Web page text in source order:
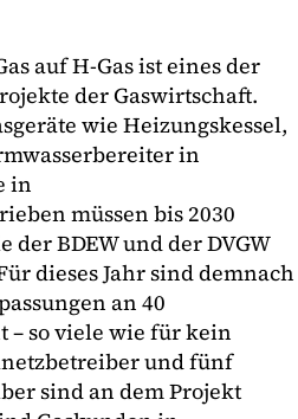
auf H-Gas ist eines der
der Gaswirtschaft.
wie Heizungskessel,
in
in
müssen bis 2030
BDEW und der DVGW
dieses Jahr sind demnach
an 40
– so viele wie für kein
und fünf
sind an dem Projekt